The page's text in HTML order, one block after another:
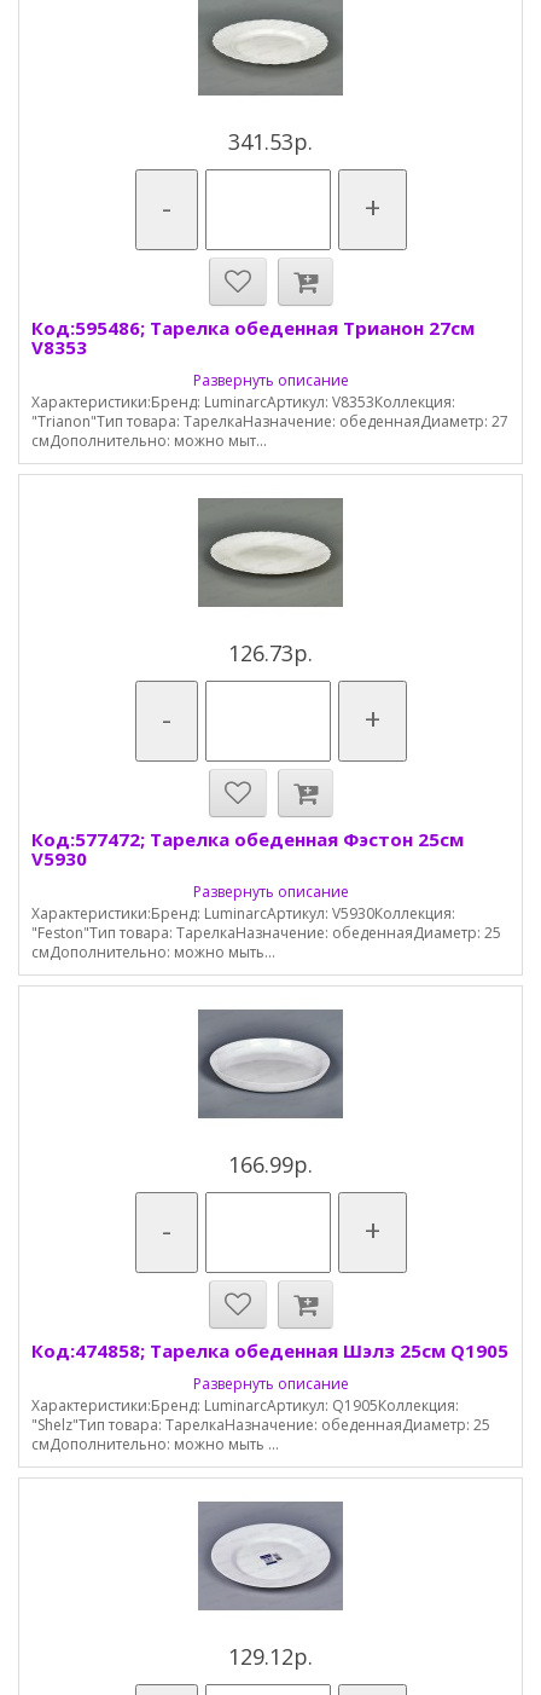
341.53р.
- +
Код:595486; Тарелка обеденная Трианон 27см
V8353
Развернуть описание
Характеристики:Бренд: LuminarcАртикул: V8353Коллекция:
"Trianon"Тип товара: ТарелкаНазначение: обеденнаяДиаметр: 27
смДополнительно: можно мыт...
126.73р.
- +
Код:577472; Тарелка обеденная Фэстон 25см
V5930
Развернуть описание
Характеристики:Бренд: LuminarcАртикул: V5930Коллекция:
"Feston"Тип товара: ТарелкаНазначение: обеденнаяДиаметр: 25
смДополнительно: можно мыть...
166.99р.
- +
Код:474858; Тарелка обеденная Шэлз 25см Q1905
Развернуть описание
Характеристики:Бренд: LuminarcАртикул: Q1905Коллекция:
"Shelz"Тип товара: ТарелкаНазначение: обеденнаяДиаметр: 25
смДополнительно: можно мыть ...
129.12р.